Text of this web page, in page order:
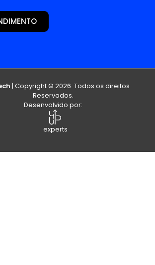
| Copyright © 2026 Todos os direitos
Reservados.
Desenvolvido por:
experts